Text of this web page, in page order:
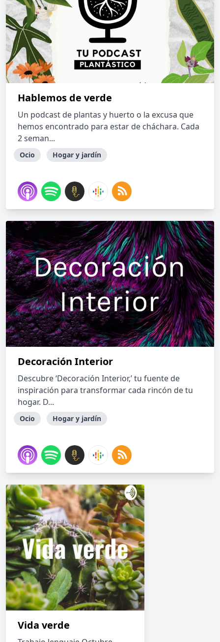
Hablemos de verde
Un podcast de plantas y huerto o la excusa que
hemos encontrado para estar de cháchara. Cada
2 seman...
Ocio Hogar y jardín
Decoración Interior
Descubre ‘Decoración Interior,’ tu fuente de
inspiración para transformar cada rincón de tu
hogar. D...
Ocio Hogar y jardín
Vida verde